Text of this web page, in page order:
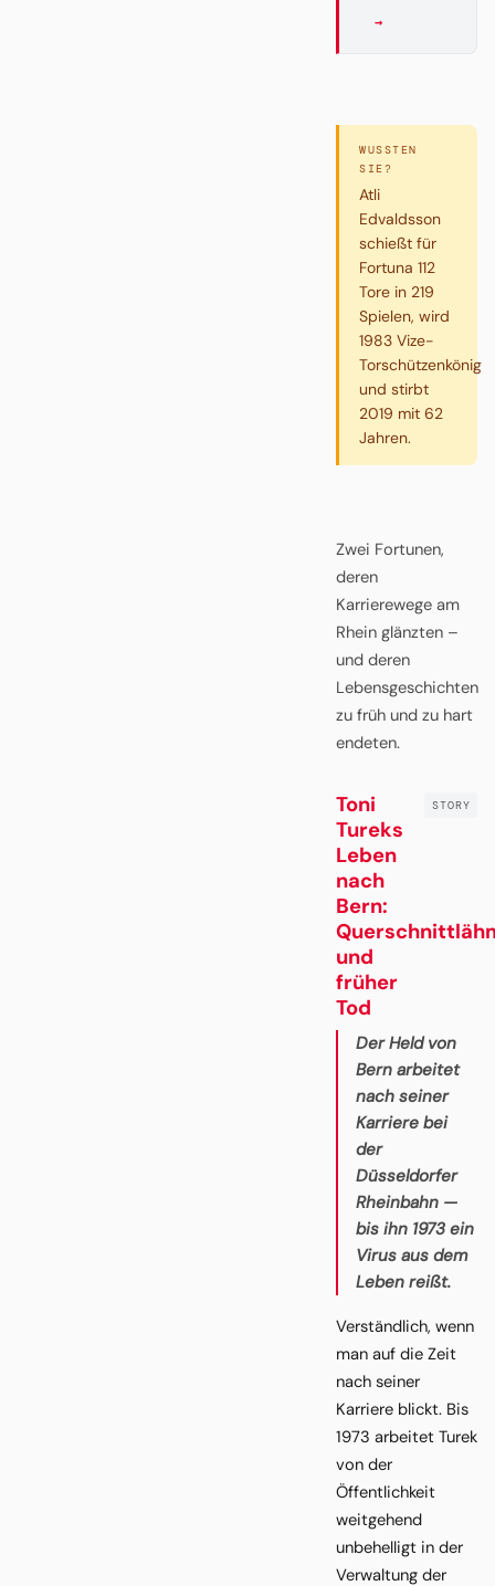
→
WUSSTEN
SIE?
Atli
Edvaldsson
schießt für
Fortuna 112
Tore in 219
Spielen, wird
1983 Vize-
Torschützenkönig
und stirbt
2019 mit 62
Jahren.
Zwei Fortunen,
deren
Karrierewege am
Rhein glänzten –
und deren
Lebensgeschichten
zu früh und zu hart
endeten.
Toni
Tureks
Leben
nach
Bern:
und
früher
Tod
Der Held von
Bern arbeitet
nach seiner
Karriere bei
der
Düsseldorfer
Rheinbahn —
bis ihn 1973 ein
Virus aus dem
Leben reißt.
Verständlich, wenn
man auf die Zeit
nach seiner
Karriere blickt. Bis
1973 arbeitet Turek
von der
Öffentlichkeit
weitgehend
unbehelligt in der
Verwaltung der